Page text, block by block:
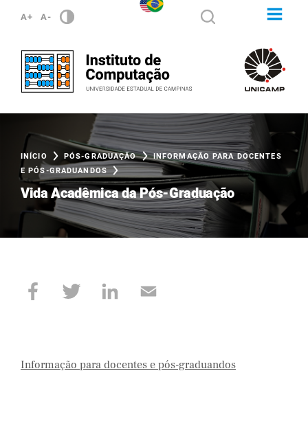
A+ A-
INÍCIO PÓS-GRADUAÇÃO
INFORMAÇÃO PARA DOCENTES
E PÓS-GRADUANDOS
Vida Acadêmica da Pós-Graduação
Informação para docentes e pós-graduandos